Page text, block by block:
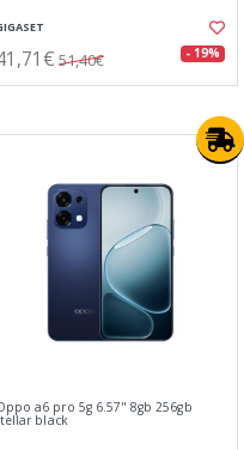
51,40€ - 19%
a6 pro 5g 6.57" 8gb 256gb
black